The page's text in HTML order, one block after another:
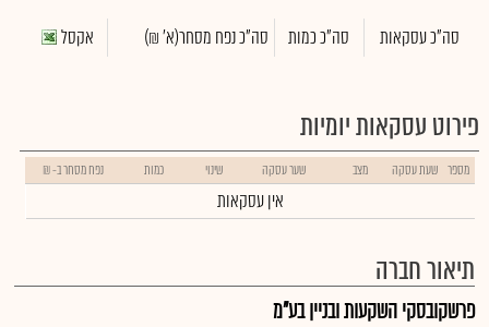
סה"כ עסקאות סה"כ כמות סה"כ נפח מסחר(א' ₪) אקסל
פירוט עסקאות יומיות
מספר שעת עסקה מצב שער עסקה שינוי כמות נפח מסחר ב- ₪
אין עסקאות
תיאור חברה
פרשקובסקי השקעות ובניין בע"מ